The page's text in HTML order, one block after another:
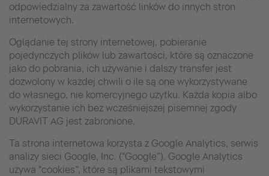
odpowiedzialny za zawartość linków do innych stron
internetowych.
Oglądanie tej strony internetowej, pobieranie
pojedynczych plików lub zawartości, które są oznaczone
jako do pobrania, ich używanie i dalszy transfer jest
dozwolony w każdej chwili o ile są one wykorzystywane
do własnego, nie komercyjnego użytku. Każda kopia albo
wykorzystanie ich bez wcześniejszej pisemnej zgody
DURAVIT AG jest zabronione.
Ta strona internetowa korzysta z Google Analytics, serwis
analizy sieci Google, Inc. ("Google”). Google Analytics
używa "cookies”, które są plikami tekstowymi